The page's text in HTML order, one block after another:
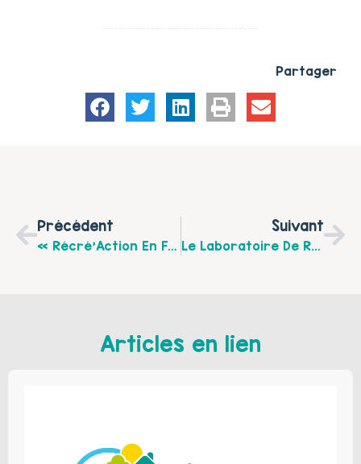
Partager
Précédent
« Récré’Action En Famille » : Venez Partager Un Moment En Famille Le Mercredi 24 Octobre 2018 De 13h30 À 17h30 À La Salle Des Fêtes De Verchocq
Suivant
Le Laboratoire De Répit Recrute Son.sa Stagiaire Assistant.e Marketing Et Communication
Articles en lien